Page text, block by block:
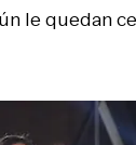
le quedan